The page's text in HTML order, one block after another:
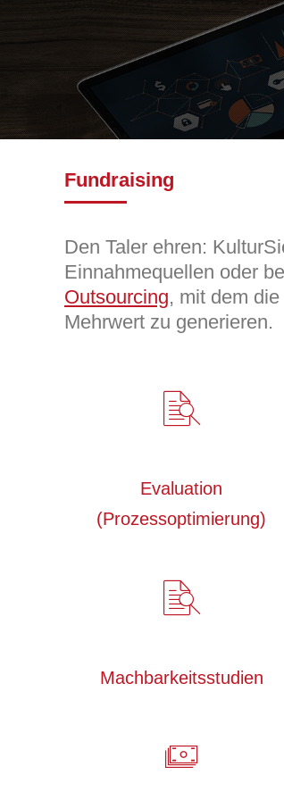
Fundraising
Den Taler ehren:
Einnahmequellen oder
Outsourcing, mit dem
Mehrwert zu generieren.
Evaluation
(Prozessoptimierung)
Machbarkeitsstudien